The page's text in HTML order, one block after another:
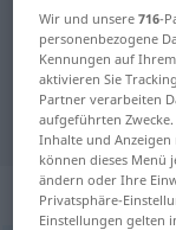
Englisch-
"mooncalf"
Wir und unsere716-
personenbezogene
Kennungen auf
aktivieren Sie
Partner verarbeiten
aufgeführten
Inhalte und Anzeigen
können dieses Menü
ändern oder Ihre
Privatsphäre-
Einstellungen gelten